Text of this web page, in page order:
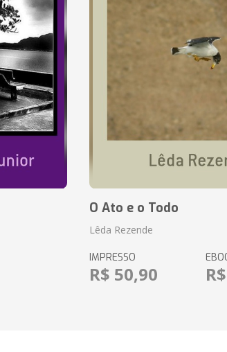
O Ato e o Todo
Lêda Rezende
IMPRESSO
R$ 50,90